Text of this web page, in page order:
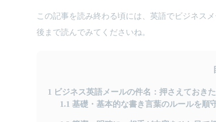
この記事を読み終わる頃には、英語でビジネス
後まで読んでみてくださいね。
1 ビジネス英語メールの件名：押さえておき
1.1 基礎・基本的な書き言葉のルールを順